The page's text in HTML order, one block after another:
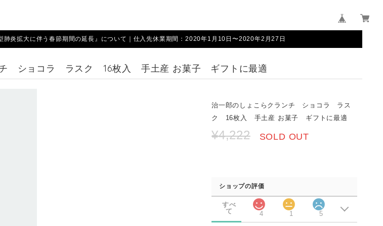
肺炎拡大に伴う春節期間の延長』について｜仕入先休業期間：2020年1月10日〜2020年2月27日
チ ショコラ ラスク 16枚入 手土産 お菓子 ギフトに最適
治一郎のしょこらクランチ ショコラ ラス
ク 16枚入 手土産 お菓子 ギフトに最適
¥4,222 SOLD OUT
ショップの評価
すべ
て
4 1 5